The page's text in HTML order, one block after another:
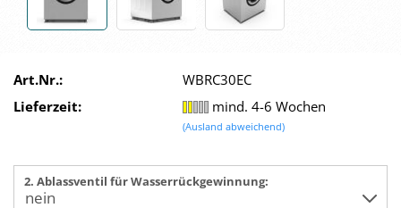
Art.Nr.:
WBRC30EC
Lieferzeit:
mind. 4-6 Wochen
(Ausland abweichend)
2. Ablassventil für Wasserrückgewinnung: